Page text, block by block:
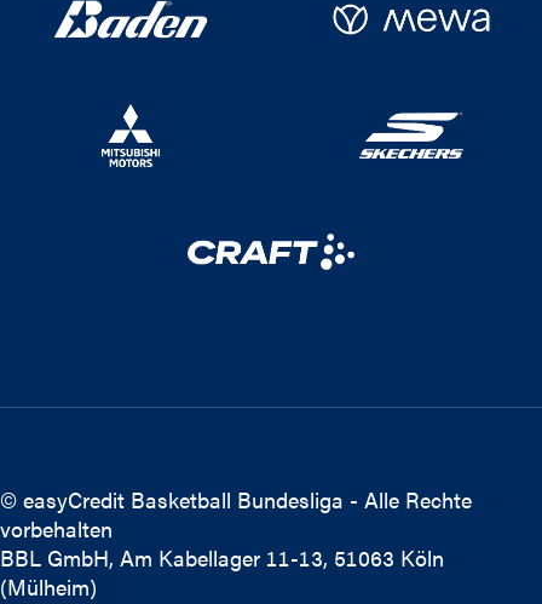
© easyCredit Basketball Bundesliga - Alle Rechte
vorbehalten
BBL GmbH, Am Kabellager 11-13, 51063 Köln
(Mülheim)